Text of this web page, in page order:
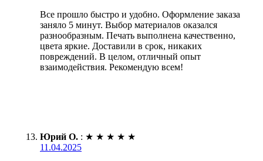
Все прошло быстро и удобно. Оформление заказа
заняло 5 минут. Выбор материалов оказался
разнообразным. Печать выполнена качественно,
цвета яркие. Доставили в срок, никаких
повреждений. В целом, отличный опыт
взаимодействия. Рекомендую всем!
Юрий О. : ★ ★ ★ ★ ★
11.04.2025